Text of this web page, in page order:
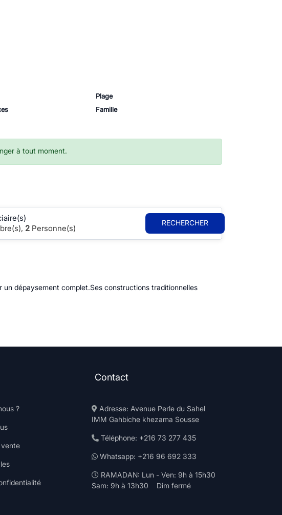
Plage
Famille
à tout moment.
2 Personne(s)
RECHERCHER
dépaysement complet.Ses constructions traditionnelles
?
vente
Contact
Adresse: Avenue Perle du Sahel
IMM Gahbiche khezama Sousse
Téléphone: +216 73 277 435
Whatsapp: +216 96 692 333
RAMADAN: Lun - Ven: 9h à 15h30
Sam: 9h à 13h30 Dim fermé